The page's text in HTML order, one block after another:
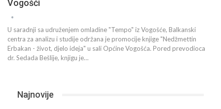
Vogošći
U saradnji sa udruženjem omladine "Tempo" iz Vogošće, Balkanski
centra za analizu i studije održana je promocije knjige "Nedžmettin
Erbakan - život, djelo ideja" u sali Općine Vogošća. Pored prevodioca
dr. Sedada Bešlije, knjigu je…
Najnovije